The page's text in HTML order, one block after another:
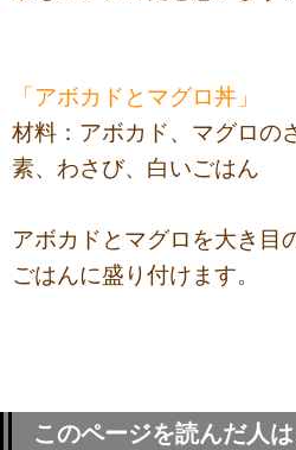
「アボカドとマグロ丼」
材料：アボカド、マグロの
素、わさび、白いごはん
アボカドとマグロを大き目
ごはんに盛り付けます。
このページを読んだ人